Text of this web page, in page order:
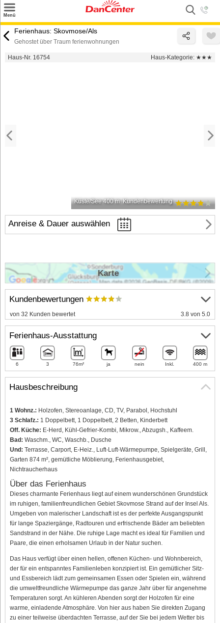
Menü
Suchen
Ferienhaus: Skovmose/Als
Gehostet über Traum ferienwohnungen
Haus-Nr. 16754 Haus-Kategorie: ★★★
Küste/See 400 m Kundenbewertung
Anreise & Dauer auswählen
Hausbeschreibung
1 Wohnz.: Holzofen, Stereoanlage, CD, TV, Parabol, Hochstuhl
3 Schlafz.: 1 Doppelbett, 1 Doppelbett, 2 Betten, Kinderbett
Off. Küche: E-Herd, Kühl-Gefrier-Kombi, Mikrow., Abzugsh., Kaffeem.
Bad: Waschm., WC, Waschb., Dusche
Und: Terrasse, Carport, E-Heiz., Luft-Luft-Wärmepumpe, Spielgeräte, Grill,
Garten 874 m², gemütliche Möblierung, Ferienhausgebiet,
Nichtraucherhaus
Über das Ferienhaus
Dieses charmante Ferienhaus liegt auf einem wunderschönen Grundstück
im ruhigen, familienfreundlichen Gebiet Skovmose Strand auf der Insel Als.
Umgeben von malerischer Landschaft ist es der perfekte Ausgangspunkt
für lange Spaziergänge, Radtouren und erfrischende Bäder am beliebten
Sandstrand in der Nähe. Die ruhige Lage macht es ideal für Familien und
Paare, die einen erholsamen Urlaub in der Natur suchen.
Das Haus verfügt über einen hellen, offenen Küchen- und Wohnbereich,
der für ein entspanntes Familienleben konzipiert ist. Ein gemütlicher Sitz-
und Essbereich lädt zum gemeinsamen Essen oder Spielen ein, während
die umweltfreundliche Wärmepumpe das ganze Jahr über für angenehme
Temperaturen sorgt. An kühleren Abenden sorgt der Holzofen für eine
warme, einladende Atmosphäre. Von hier aus haben Sie direkten Zugang
zu einer teilweise überdachten Terrasse, auf der Sie bei jedem Wetter bis
Kundenbewertungen
von 32 Kunden bewertet 3.8 von 5.0
Ferienhaus-Ausstattung
6 3 76m² ja nein Inkl. 400 m
Karte